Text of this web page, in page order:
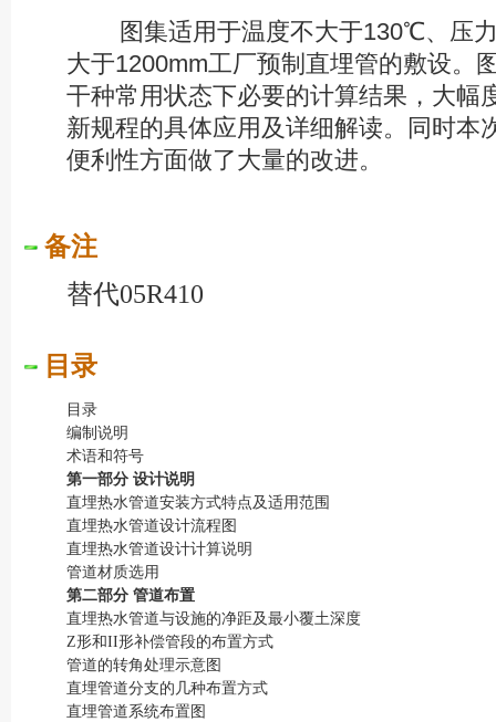
图集适用于温度不大于130℃、压力
大于1200mm工厂预制直埋管的敷设。
干种常用状态下必要的计算结果，大幅
新规程的具体应用及详细解读。同时本
便利性方面做了大量的改进。
备注
替代05R410
目录
目录
编制说明
术语和符号
第一部分 设计说明
直埋热水管道安装方式特点及适用范围
直埋热水管道设计流程图
直埋热水管道设计计算说明
管道材质选用
第二部分 管道布置
直埋热水管道与设施的净距及最小覆土深度
Z形和II形补偿管段的布置方式
管道的转角处理示意图
直埋管道分支的几种布置方式
直埋管道系统布置图